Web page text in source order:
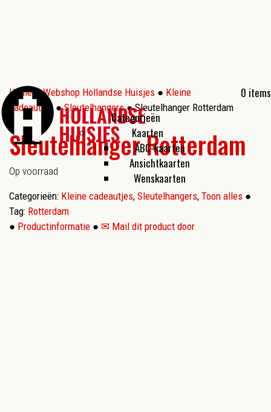
0 items
Categorieën
Kaarten
ABC-kaarten
Ansichtkaarten
Wenskaarten
Home●Webshop Hollandse Huisjes ● Kleine
cadeautjes●Sleutelhangers● Sleutelhanger Rotterdam
Sleutelhanger Rotterdam
Op voorraad
Categorieën: Kleine cadeautjes, Sleutelhangers, Toon alles ●
Tag: Rotterdam
● Productinformatie ● ✉ Mail dit product door